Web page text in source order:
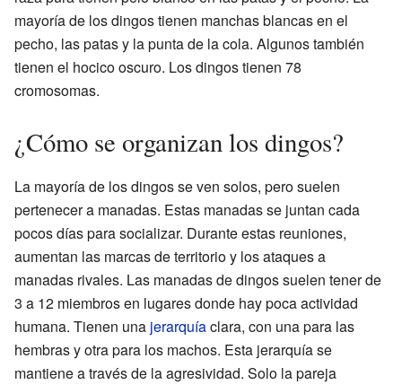
mayoría de los dingos tienen manchas blancas en el
pecho, las patas y la punta de la cola. Algunos también
tienen el hocico oscuro. Los dingos tienen 78
cromosomas.
¿Cómo se organizan los dingos?
La mayoría de los dingos se ven solos, pero suelen
pertenecer a manadas. Estas manadas se juntan cada
pocos días para socializar. Durante estas reuniones,
aumentan las marcas de territorio y los ataques a
manadas rivales. Las manadas de dingos suelen tener de
3 a 12 miembros en lugares donde hay poca actividad
humana. Tienen una jerarquíaclara, con una para las
hembras y otra para los machos. Esta jerarquía se
mantiene a través de la agresividad. Solo la pareja